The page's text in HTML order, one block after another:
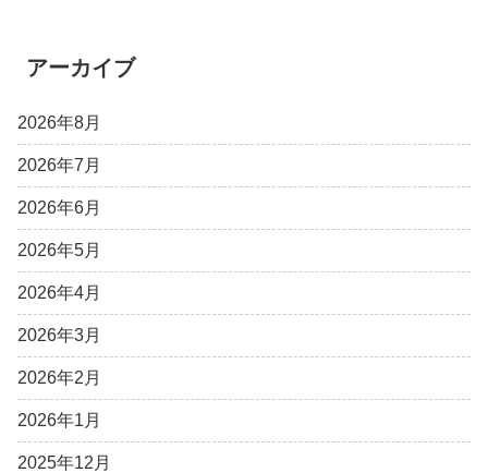
アーカイブ
2026年8月
2026年7月
2026年6月
2026年5月
2026年4月
2026年3月
2026年2月
2026年1月
2025年12月